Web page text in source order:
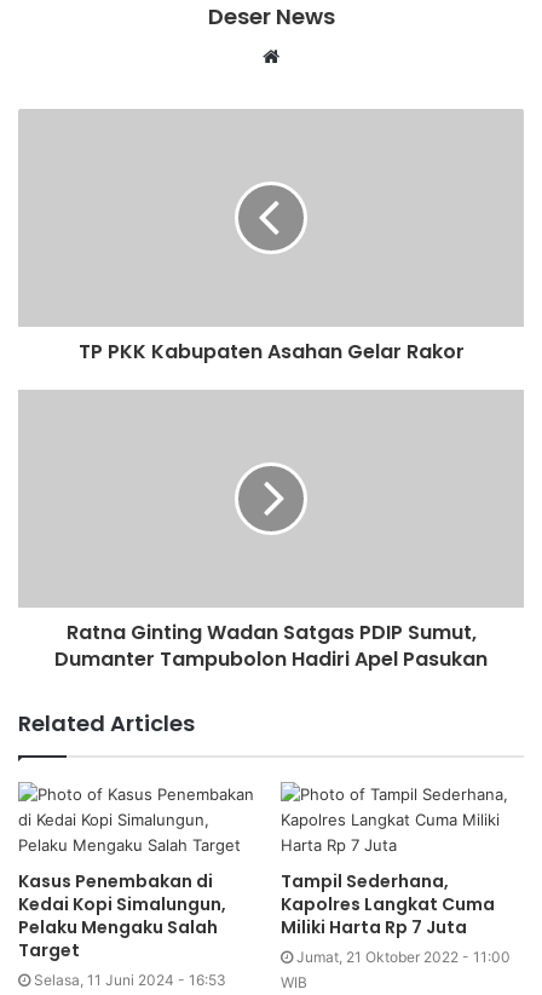
Deser News
b
t
TP PKK Kabupaten Asahan Gelar Rakor
Ratna Ginting Wadan Satgas PDIP Sumut,
Dumanter Tampubolon Hadiri Apel Pasukan
Related Articles
Kasus Penembakan di
Kedai Kopi Simalungun,
Pelaku Mengaku Salah
Target
Selasa, 11 Juni 2024 - 16:53
Tampil Sederhana,
Kapolres Langkat Cuma
Miliki Harta Rp 7 Juta
Jumat, 21 Oktober 2022 - 11:00
WIB